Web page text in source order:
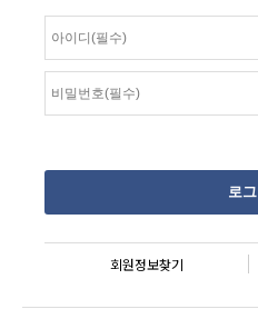
회원정보찾기